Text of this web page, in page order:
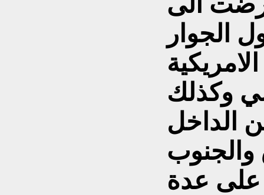
الجوار
وكذلك
الداخل
والجنوب
على عدة